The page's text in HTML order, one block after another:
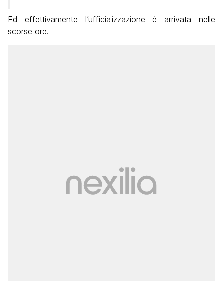
Ed effettivamente l’ufficializzazione è arrivata nelle
scorse ore.